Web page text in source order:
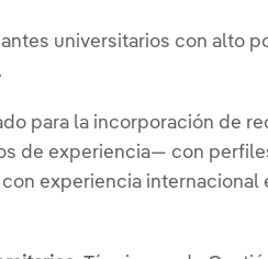
universitarios con alto
para la incorporación de
de experiencia— con
experiencia internacional